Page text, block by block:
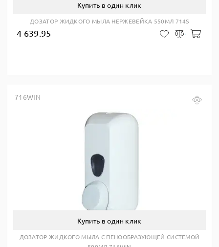
Купить в один клик
ДОЗАТОР ЖИДКОГО МЫЛА НЕРЖЕВЕЙКА 550МЛ 714S
4 639.95 В закладки
Сравнить
716WIN
Купить в один клик
ДОЗАТОР ЖИДКОГО МЫЛА С ПЕНООБРАЗУЮЩЕЙ СИСТЕМОЙ